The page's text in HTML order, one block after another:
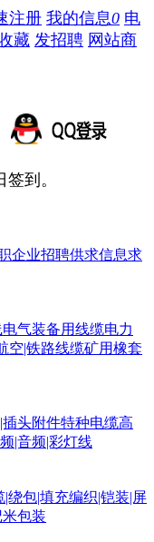
注册 我的信息0 电
藏 发招聘 网站商
签到。
企业招聘供求信息求
电气装备用线缆电力
空|铁路线缆矿用橡套
头附件特种电缆高
|音频|彩灯线
|绕包|填充编织|铠装|屏
包装